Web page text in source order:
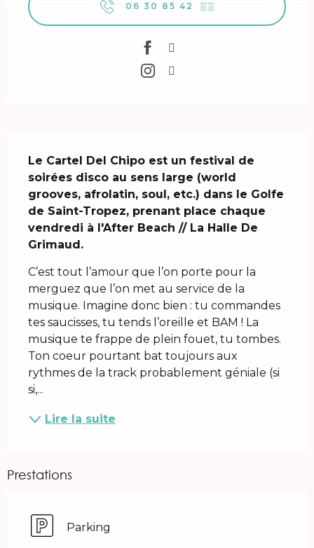
06 30 85 42 ▒▒
Le Cartel Del Chipo est un festival de
soirées disco au sens large (world
grooves, afrolatin, soul, etc.) dans le Golfe
de Saint-Tropez, prenant place chaque
vendredi à l'After Beach // La Halle De
Grimaud.
C’est tout l’amour que l’on porte pour la
merguez que l’on met au service de la
musique. Imagine donc bien : tu commandes
tes saucisses, tu tends l’oreille et BAM ! La
musique te frappe de plein fouet, tu tombes.
Ton coeur pourtant bat toujours aux
rythmes de la track probablement géniale (si
si,...
Lire la suite
Prestations
Parking